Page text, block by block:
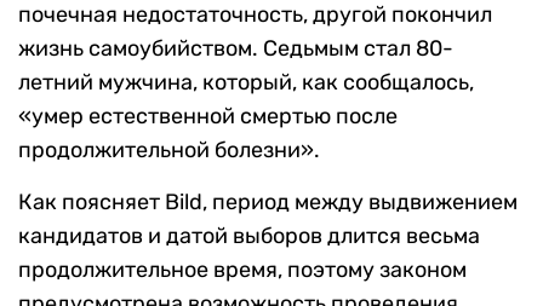
почечная недостаточность, другой покончил
жизнь самоубийством. Седьмым стал 80-
летний мужчина, который, как сообщалось,
«умер естественной смертью после
продолжительной болезни».
Как поясняет Bild, период между выдвижением
кандидатов и датой выборов длится весьма
продолжительное время, поэтому законом